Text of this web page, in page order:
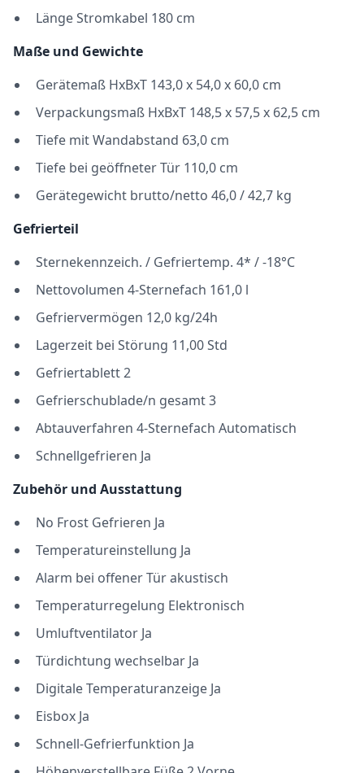
Länge Stromkabel 180 cm
Maße und Gewichte
Gerätemaß HxBxT 143,0 x 54,0 x 60,0 cm
Verpackungsmaß HxBxT 148,5 x 57,5 x 62,5 cm
Tiefe mit Wandabstand 63,0 cm
Tiefe bei geöffneter Tür 110,0 cm
Gerätegewicht brutto/netto 46,0 / 42,7 kg
Gefrierteil
Sternekennzeich. / Gefriertemp. 4* / -18°C
Nettovolumen 4-Sternefach 161,0 l
Gefriervermögen 12,0 kg/24h
Lagerzeit bei Störung 11,00 Std
Gefriertablett 2
Gefrierschublade/n gesamt 3
Abtauverfahren 4-Sternefach Automatisch
Schnellgefrieren Ja
Zubehör und Ausstattung
No Frost Gefrieren Ja
Temperatureinstellung Ja
Alarm bei offener Tür akustisch
Temperaturregelung Elektronisch
Umluftventilator Ja
Türdichtung wechselbar Ja
Digitale Temperaturanzeige Ja
Eisbox Ja
Schnell-Gefrierfunktion Ja